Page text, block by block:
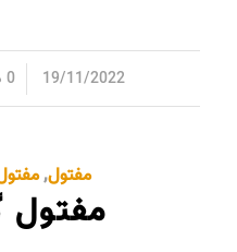
19/11/2022
/ 0 دیدگاه
مفتول,
مفتول